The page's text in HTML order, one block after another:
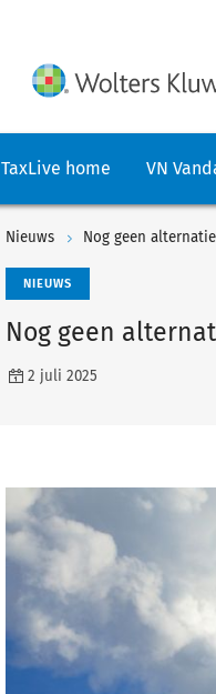
TaxLive home VN
Nieuws Nog geen
NIEUWS
Nog geen
2 juli 2025